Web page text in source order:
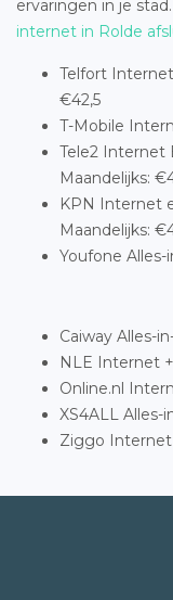
ervaringen in je
internet in Rolde
Telfort
€42,5
T-Mobile
Tele2 Internet
Maandelijks:
KPN Internet
Maandelijks:
Youfone Alles-
Caiway Alles-
NLE Internet
Online.nl
XS4ALL Alles-
Ziggo Internet